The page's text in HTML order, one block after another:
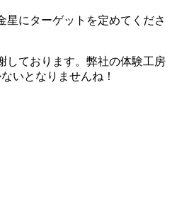
星にターゲットを定めてくださ
しております。弊社の体験工房
いとなりませんね！